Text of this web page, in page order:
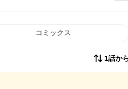
コミックス
1話か